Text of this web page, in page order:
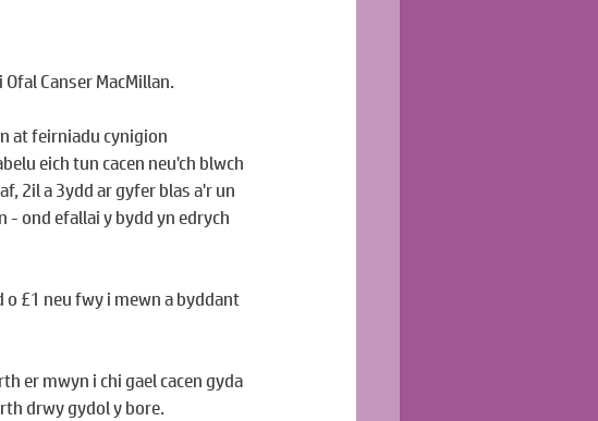
Canser MacMillan.
at feirniadu cynigion
eich tun cacen neu'ch blwch
2il a 3ydd ar gyfer blas a'r un
- ond efallai y bydd yn edrych
£1 neu fwy i mewn a byddant
er mwyn i chi gael cacen gyda
drwy gydol y bore.